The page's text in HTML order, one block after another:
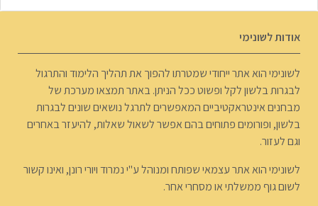
אודות לשונימי
לשונימי הוא אתר ייחודי שמטרתו להפוך את תהליך הלימוד והתרגול
לבגרות בלשון לקל ופשוט ככל הניתן. באתר תמצאו מערכת של
מבחנים אינטראקטיביים המאפשרים לתרגל נושאים שונים לבגרות
בלשון, ופורומים פתוחים בהם אפשר לשאול שאלות, להיעזר באחרים
וגם לעזור.
לשונימי הוא אתר עצמאי שפותח ומנוהל ע"י נמרוד ויורי רונן, ואינו קשור
לשום גוף ממשלתי או מסחרי אחר.